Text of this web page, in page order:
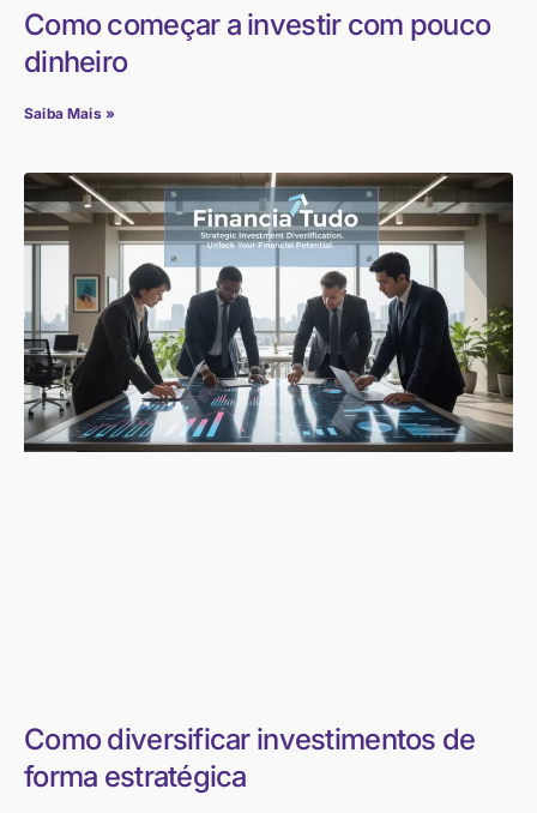
Como começar a investir com pouco
dinheiro
Saiba Mais »
Como diversificar investimentos de
forma estratégica